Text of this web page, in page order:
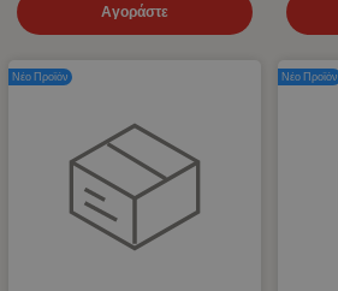
Αγοράστε
Νέο Προϊόν Νέο Προϊόν